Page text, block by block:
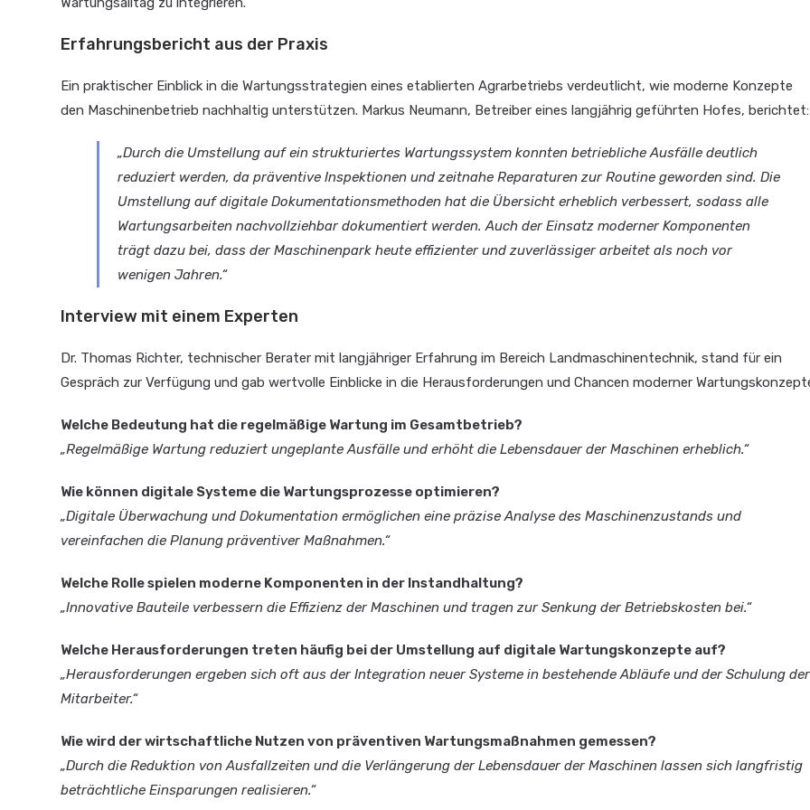
Erfahrungsbericht aus der Praxis
Ein praktischer Einblick in die Wartungsstrategien eines etablierten Agrarbetriebs verdeutlicht, wie moderne Konzepte
den Maschinenbetrieb nachhaltig unterstützen. Markus Neumann, Betreiber eines langjährig geführten Hofes, berichtet:
„Durch die Umstellung auf ein strukturiertes Wartungssystem konnten betriebliche Ausfälle deutlich
reduziert werden, da präventive Inspektionen und zeitnahe Reparaturen zur Routine geworden sind. Die
Umstellung auf digitale Dokumentationsmethoden hat die Übersicht erheblich verbessert, sodass alle
Wartungsarbeiten nachvollziehbar dokumentiert werden. Auch der Einsatz moderner Komponenten
trägt dazu bei, dass der Maschinenpark heute effizienter und zuverlässiger arbeitet als noch vor
wenigen Jahren.“
Interview mit einem Experten
Dr. Thomas Richter, technischer Berater mit langjähriger Erfahrung im Bereich Landmaschinentechnik, stand für ein
Gespräch zur Verfügung und gab wertvolle Einblicke in die Herausforderungen und Chancen moderner
Welche Bedeutung hat die regelmäßige Wartung im Gesamtbetrieb?
„Regelmäßige Wartung reduziert ungeplante Ausfälle und erhöht die Lebensdauer der Maschinen erheblich.“
Wie können digitale Systeme die Wartungsprozesse optimieren?
„Digitale Überwachung und Dokumentation ermöglichen eine präzise Analyse des Maschinenzustands und
vereinfachen die Planung präventiver Maßnahmen.“
Welche Rolle spielen moderne Komponenten in der Instandhaltung?
„Innovative Bauteile verbessern die Effizienz der Maschinen und tragen zur Senkung der Betriebskosten bei.“
Welche Herausforderungen treten häufig bei der Umstellung auf digitale Wartungskonzepte auf?
„Herausforderungen ergeben sich oft aus der Integration neuer Systeme in bestehende Abläufe und der Schulung der
Mitarbeiter.“
Wie wird der wirtschaftliche Nutzen von präventiven Wartungsmaßnahmen gemessen?
„Durch die Reduktion von Ausfallzeiten und die Verlängerung der Lebensdauer der Maschinen lassen sich langfristig
beträchtliche Einsparungen realisieren.“